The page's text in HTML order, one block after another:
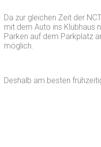
Da zur gleichen Zeit der
mit dem Auto ins Klubhaus
Parken auf dem Parkplatz
möglich.
Deshalb am besten